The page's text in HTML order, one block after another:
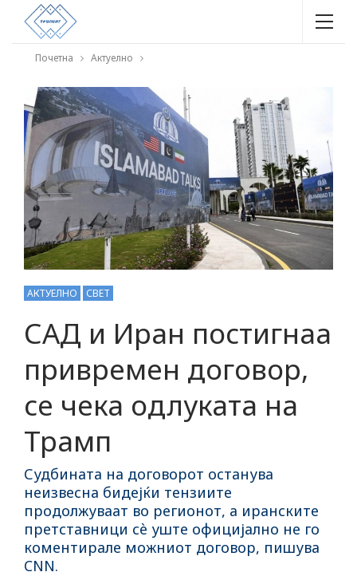
Почетна Актуелно
АКТУЕЛНО СВЕТ
САД и Иран постигнаа
привремен договор,
се чека одлуката на
Трамп
Судбината на договорот останува
неизвесна бидејќи тензиите
продолжуваат во регионот, а иранските
претставници сè уште официјално не го
коментирале можниот договор, пишува
CNN.